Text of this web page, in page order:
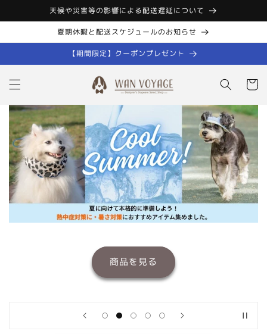
コンテン
ツに進む
天候や災害等の影響による配送遅延について
夏期休暇と配送スケジュールのお知らせ
【期間限定】クーポンプレゼント
ー
商品を見る